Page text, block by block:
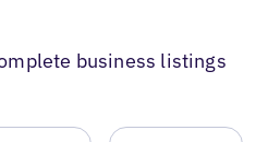
business listings